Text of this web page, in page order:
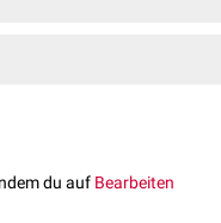
zu einer gestörten
1 family of transcription
Biophys Acta. 2011
06.06.2023
du auf Bearbeiten